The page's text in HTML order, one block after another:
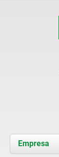
Empresa